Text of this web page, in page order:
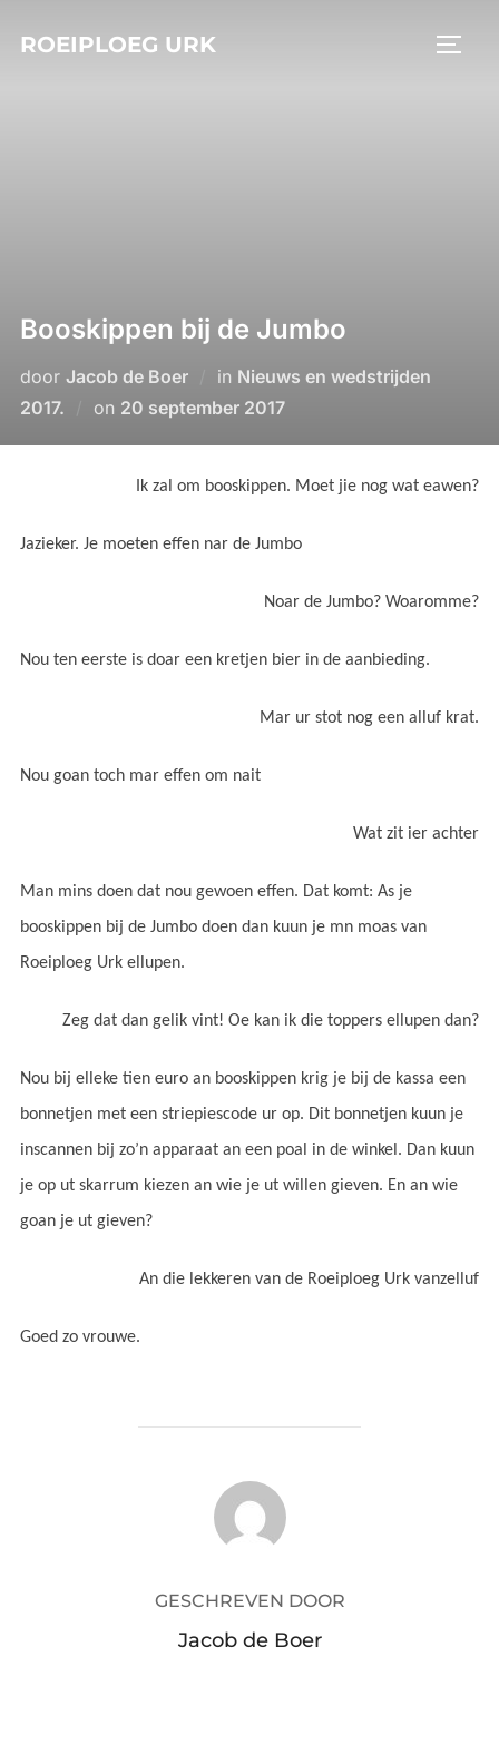
naarROEIPLOEG URK
Booskippen bij de Jumbo
door Jacob de Boer in Nieuws en wedstrijden
2017.
on Geplaatst
20 september 2017
Ik zal om booskippen. Moet jie nog wat eawen?
Jazieker. Je moeten effen nar de Jumbo
Noar de Jumbo? Woaromme?
Nou ten eerste is doar een kretjen bier in de aanbieding.
Mar ur stot nog een alluf krat.
Nou goan toch mar effen om nait
Wat zit ier achter
Man mins doen dat nou gewoen effen. Dat komt: As je
booskippen bij de Jumbo doen dan kuun je mn moas van
Roeiploeg Urk ellupen.
Zeg dat dan gelik vint! Oe kan ik die toppers ellupen dan?
Nou bij elleke tien euro an booskippen krig je bij de kassa een
bonnetjen met een striepiescode ur op. Dit bonnetjen kuun je
inscannen bij zo’n apparaat an een poal in de winkel. Dan kuun
je op ut skarrum kiezen an wie je ut willen gieven. En an wie
goan je ut gieven?
An die lekkeren van de Roeiploeg Urk vanzelluf
Goed zo vrouwe.
BERICHTAUTEUR
GESCHREVEN DOOR
Jacob de Boer